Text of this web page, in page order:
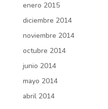
enero 2015
diciembre 2014
noviembre 2014
octubre 2014
junio 2014
mayo 2014
abril 2014